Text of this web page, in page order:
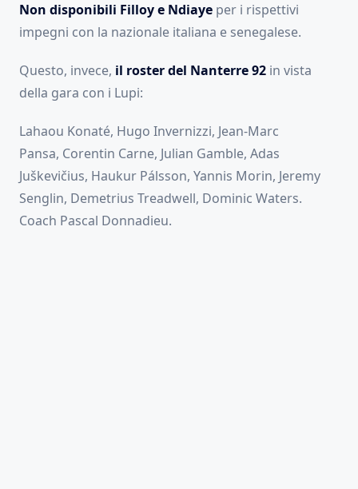
Non disponibili Filloy e Ndiaye per i rispettivi
impegni con la nazionale italiana e senegalese.
Questo, invece, il roster del Nanterre 92 in vista
della gara con i Lupi:
Lahaou Konaté, Hugo Invernizzi, Jean-Marc
Pansa, Corentin Carne, Julian Gamble, Adas
Juškevičius, Haukur Pálsson, Yannis Morin, Jeremy
Senglin, Demetrius Treadwell, Dominic Waters.
Coach Pascal Donnadieu.